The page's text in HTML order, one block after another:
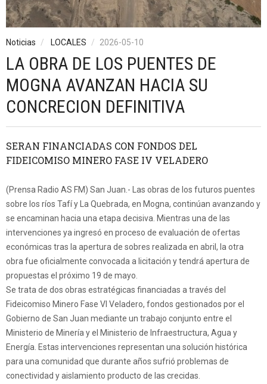
Noticias LOCALES 2026-05-10
LA OBRA DE LOS PUENTES DE
MOGNA AVANZAN HACIA SU
CONCRECION DEFINITIVA
SERAN FINANCIADAS CON FONDOS DEL
FIDEICOMISO MINERO FASE IV VELADERO
(Prensa Radio AS FM) San Juan.- Las obras de los futuros puentes
sobre los ríos Tafí y La Quebrada, en Mogna, continúan avanzando y
se encaminan hacia una etapa decisiva. Mientras una de las
intervenciones ya ingresó en proceso de evaluación de ofertas
económicas tras la apertura de sobres realizada en abril, la otra
obra fue oficialmente convocada a licitación y tendrá apertura de
propuestas el próximo 19 de mayo.
Se trata de dos obras estratégicas financiadas a través del
Fideicomiso Minero Fase VI Veladero, fondos gestionados por el
Gobierno de San Juan mediante un trabajo conjunto entre el
Ministerio de Minería y el Ministerio de Infraestructura, Agua y
Energía. Estas intervenciones representan una solución histórica
para una comunidad que durante años sufrió problemas de
conectividad y aislamiento producto de las crecidas.